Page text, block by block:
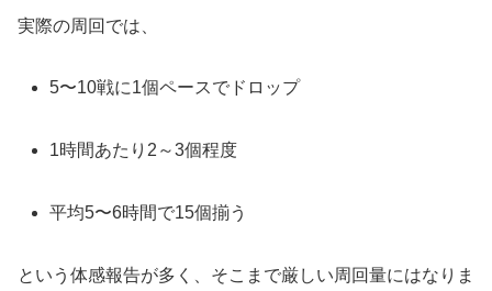
実際の周回では、
5〜10戦に1個ペースでドロップ
1時間あたり2～3個程度
平均5〜6時間で15個揃う
という体感報告が多く、そこまで厳しい周回量にはなりま